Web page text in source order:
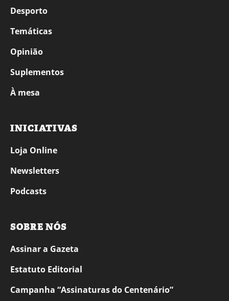
Desporto
Temáticas
Opinião
Suplementos
À mesa
INICIATIVAS
Loja Online
Newsletters
Podcasts
SOBRE NÓS
Assinar a Gazeta
Estatuto Editorial
Campanha “Assinaturas do Centenário”